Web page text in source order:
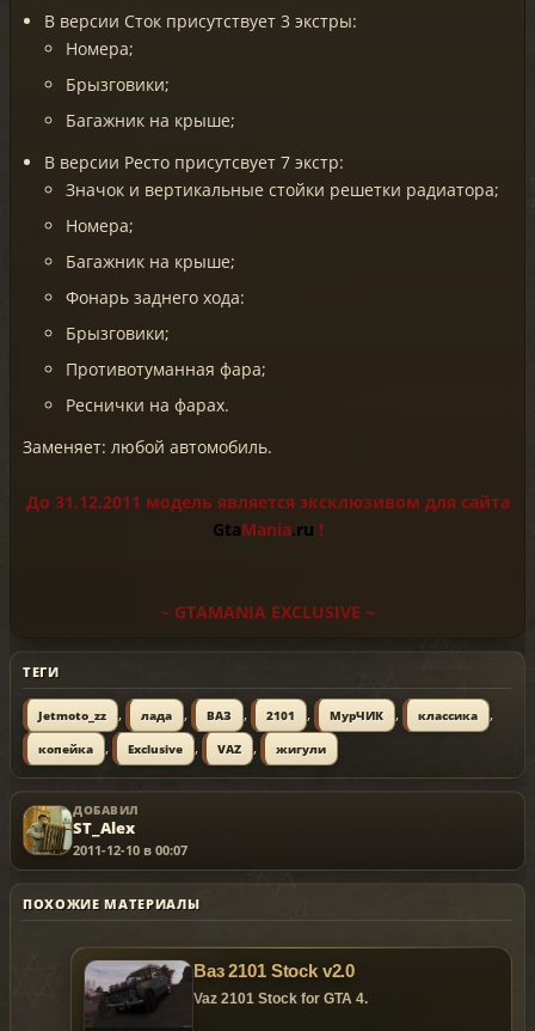
В версии Сток присутствует 3 экстры:
Номера;
Брызговики;
Багажник на крыше;
В версии Ресто присутсвует 7 экстр:
Значок и вертикальные стойки решетки радиатора;
Номера;
Багажник на крыше;
Фонарь заднего хода:
Брызговики;
Противотуманная фара;
Реснички на фарах.
Заменяет: любой автомобиль.
До 31.12.2011 модель является эксклюзивом для сайта
GtaMania.ru !
~ GTAMANIA EXCLUSIVE ~
ТЕГИ
Jetmoto_zz , лада , ВАЗ , 2101 , МурЧИК , классика ,
копейка , Exclusive , VAZ , жигули
ДОБАВИЛ
ST_Alex
2011-12-10 в 00:07
ПОХОЖИЕ МАТЕРИАЛЫ
Ваз 2101 Stock v2.0
Vaz 2101 Stock for GTA 4.